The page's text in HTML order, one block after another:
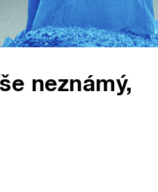
neznámý,